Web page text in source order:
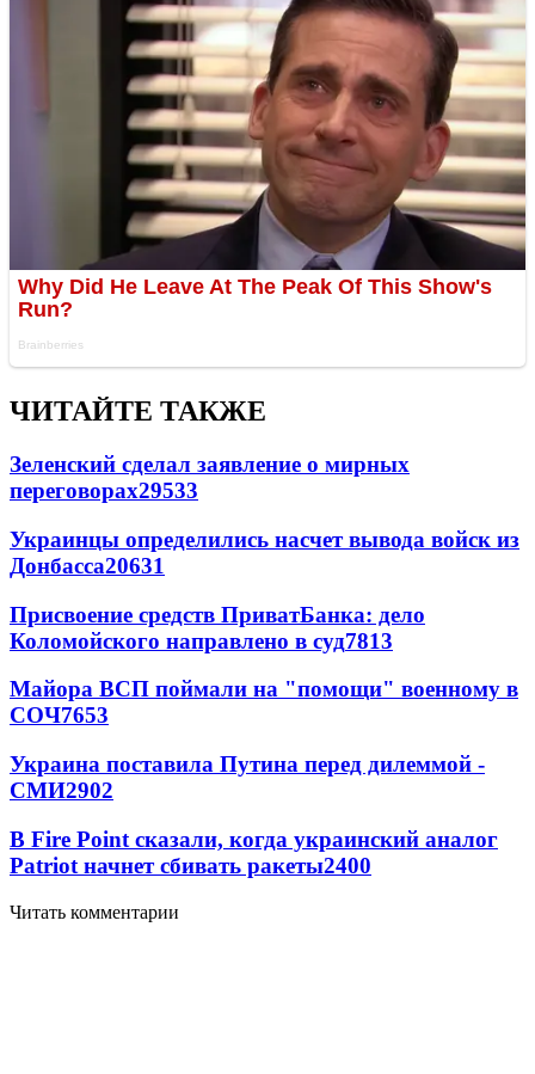
ЧИТАЙТЕ ТАКЖЕ
Зеленский сделал заявление о мирных
переговорах29533
Украинцы определились насчет вывода войск из
Донбасса20631
Присвоение средств ПриватБанка: дело
Коломойского направлено в суд7813
Майора ВСП поймали на "помощи" военному в
СОЧ7653
Украина поставила Путина перед дилеммой -
СМИ2902
В Fire Point сказали, когда украинский аналог
Patriot начнет сбивать ракеты2400
Читать комментарии